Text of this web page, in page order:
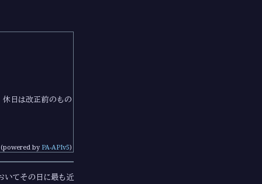
日は改正前のもの
by PA-APIv5)
いてその日に最も近